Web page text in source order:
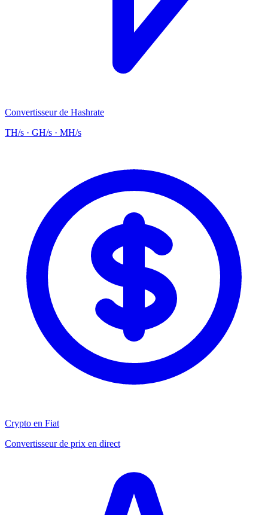
Convertisseur de Hashrate
TH/s · GH/s · MH/s
Crypto en Fiat
Convertisseur de prix en direct